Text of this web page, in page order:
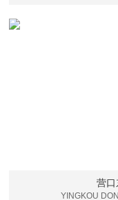
营口
YINGKOU